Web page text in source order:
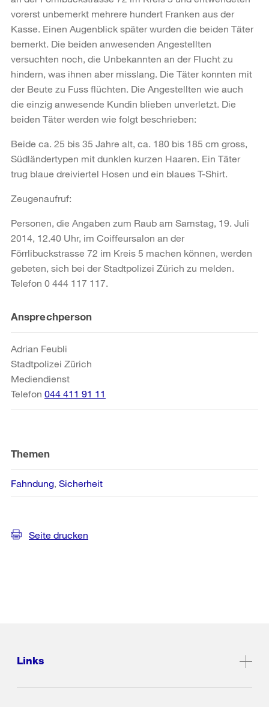
vorerst unbemerkt mehrere hundert Franken aus der
Kasse. Einen Augenblick später wurden die beiden Täter
bemerkt. Die beiden anwesenden Angestellten
versuchten noch, die Unbekannten an der Flucht zu
hindern, was ihnen aber misslang. Die Täter konnten mit
der Beute zu Fuss flüchten. Die Angestellten wie auch
die einzig anwesende Kundin blieben unverletzt. Die
beiden Täter werden wie folgt beschrieben:
Beide ca. 25 bis 35 Jahre alt, ca. 180 bis 185 cm gross,
Südländertypen mit dunklen kurzen Haaren. Ein Täter
trug blaue dreiviertel Hosen und ein blaues T-Shirt.
Zeugenaufruf:
Personen, die Angaben zum Raub am Samstag, 19. Juli
2014, 12.40 Uhr, im Coiffeursalon an der
Förrlibuckstrasse 72 im Kreis 5 machen können, werden
gebeten, sich bei der Stadtpolizei Zürich zu melden.
Telefon 0 444 117 117.
Weitere
Informationen
Ansprechperson
Adrian Feubli
Stadtpolizei Zürich
Mediendienst
Telefon 044 411 91 11
Themen
Fahndung Sicherheit
Seite drucken
Links